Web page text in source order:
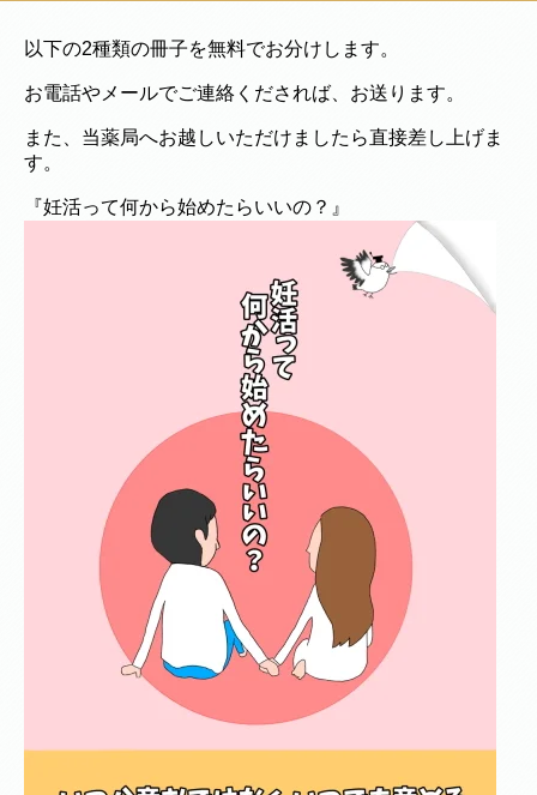
以下の2種類の冊子を無料でお分けします。
お電話やメールでご連絡くだされば、お送ります。
また、当薬局へお越しいただけましたら直接差し上げま
す。
『妊活って何から始めたらいいの？』